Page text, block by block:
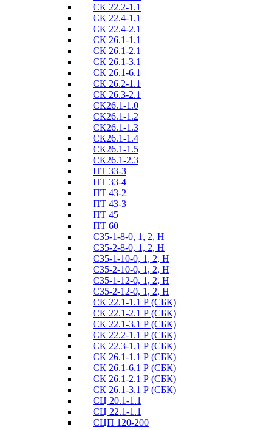
СК 22.2-1.1
СК 22.4-1.1
СК 22.4-2.1
СК 26.1-1.1
СК 26.1-2.1
СК 26.1-3.1
СК 26.1-6.1
СК 26.2-1.1
СК 26.3-2.1
СК26.1-1.0
СК26.1-1.2
СК26.1-1.3
СК26.1-1.4
СК26.1-1.5
СК26.1-2.3
ПТ 33-3
ПТ 33-4
ПТ 43-2
ПТ 43-3
ПТ 45
ПТ 60
С35-1-8-0, 1, 2, Н
С35-2-8-0, 1, 2, Н
С35-1-10-0, 1, 2, Н
С35-2-10-0, 1, 2, Н
С35-1-12-0, 1, 2, Н
С35-2-12-0, 1, 2, Н
СК 22.1-1.1 Р (СБК)
СК 22.1-2.1 Р (СБК)
СК 22.1-3.1 Р (СБК)
СК 22.2-1.1 Р (СБК)
СК 22.3-1.1 Р (СБК)
СК 26.1-1.1 Р (СБК)
СК 26.1-6.1 Р (СБК)
СК 26.1-2.1 Р (СБК)
СК 26.1-3.1 Р (СБК)
СЦ 20.1-1.1
СЦ 22.1-1.1
СЦП 120-200